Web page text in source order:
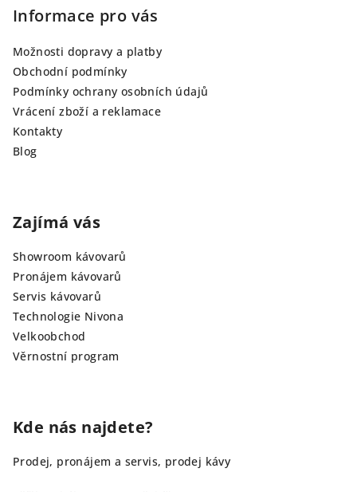
Informace pro vás
Možnosti dopravy a platby
Obchodní podmínky
Podmínky ochrany osobních údajů
Vrácení zboží a reklamace
Kontakty
Blog
Zajímá vás
Showroom kávovarů
Pronájem kávovarů
Servis kávovarů
Technologie Nivona
Velkoobchod
Věrnostní program
Kde nás najdete?
Prodej, pronájem a servis, prodej kávy